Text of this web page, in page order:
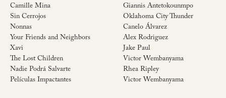
Camille Mina
Sin Cerrojos
Nonnas
Your Friends and Neighbors
Xavi
The Lost Children
Nadie Podrá Salvarte
Películas Impactantes
Giannis Antetokounmpo
Oklahoma City Thunder
Canelo Álvarez
Alex Rodriguez
Jake Paul
Victor Wembanyama
Rhea Ripley
Victor Wembanyama